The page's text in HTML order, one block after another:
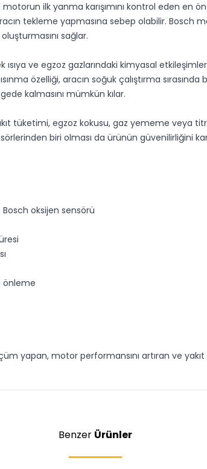
ilk yanma karışımını kontrol eden en
tekleme yapmasına sebep olabilir. Bosch
sağlar.
ve egzoz gazlarındaki kimyasal
özelliği, aracın soğuk çalıştırma
kalmasını mümkün kılar.
tüketimi, egzoz kokusu, gaz yememe
biri olması da ürünün güvenilirliğini
oksijen sensörü
önleme
yapan, motor performansını artıran ve
Benzer Ürünler